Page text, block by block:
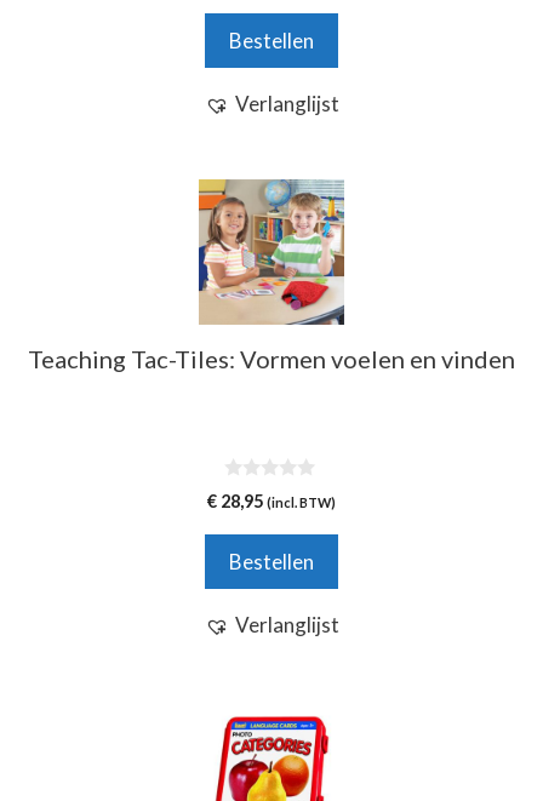
5Bestellen
Verlanglijst
Teaching Tac-Tiles: Vormen voelen en vinden
0
v
5
€ 28,95 (incl. BTW)
Bestellen
Verlanglijst